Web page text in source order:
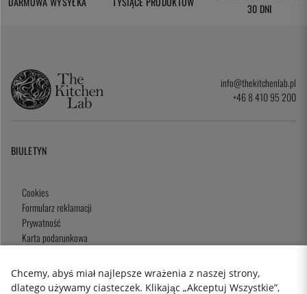
30 DNI
info@thekitchenlab.pl
+46 8 410 95 200
BIULETYN
Cookies
Formularz reklamacji
Prywatność
Karta podarunkowa
Chcemy, abyś miał najlepsze wrażenia z naszej strony,
dlatego używamy ciasteczek. Klikając „Akceptuj Wszystkie”,